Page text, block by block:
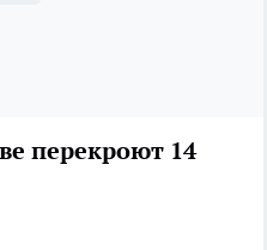
перекроют 14